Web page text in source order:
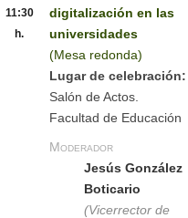
11:30
h.
digitalización en las
universidades
(Mesa redonda)
Lugar de celebración:
Salón de Actos.
Facultad de Educación
Moderador
Jesús González
Boticario
(Vicerrector de